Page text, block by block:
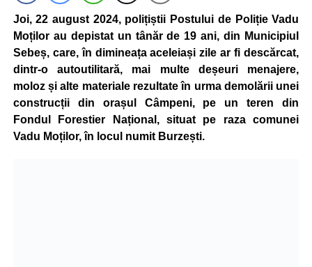
Joi, 22 august 2024, polițiștii Postului de Poliție Vadu
Moților au depistat un tânăr de 19 ani, din Municipiul
Sebeș, care, în dimineața aceleiași zile ar fi descărcat,
dintr-o autoutilitară, mai multe deșeuri menajere,
moloz și alte materiale rezultate în urma demolării unei
construcții din orașul Câmpeni, pe un teren din
Fondul Forestier Național, situat pe raza comunei
Vadu Moților, în locul numit Burzești.